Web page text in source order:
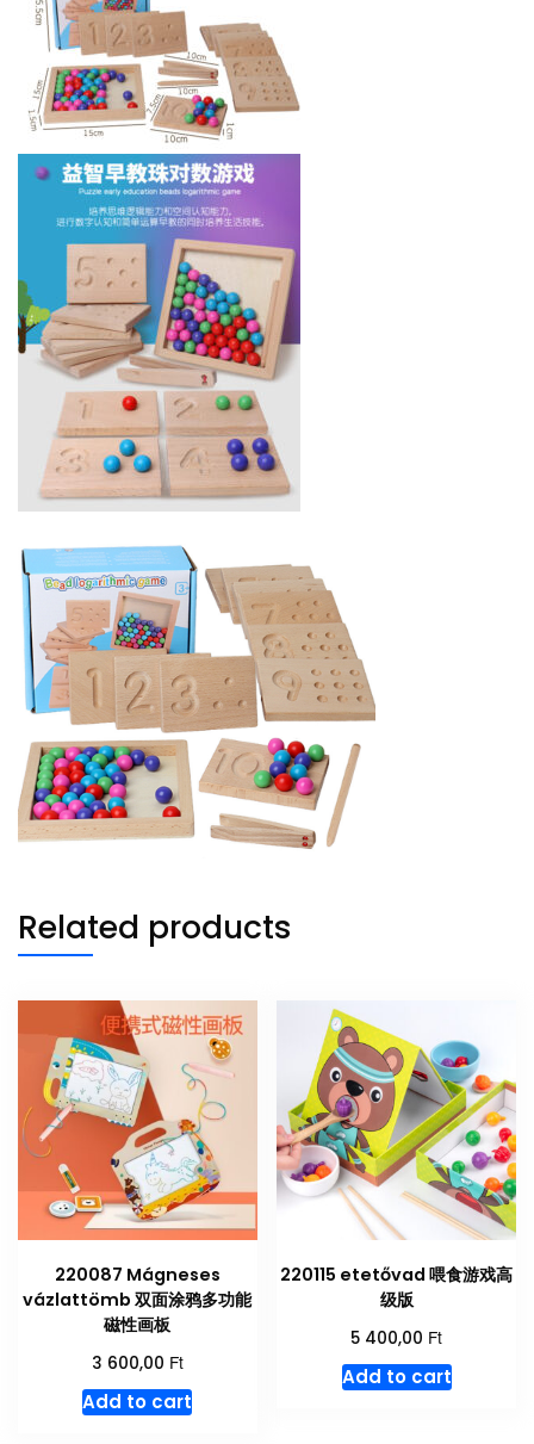
Related products
220087 Mágneses
vázlattömb 双面涂鸦多功能
磁性画板
3 600,00 Ft
Add to cart
220115 etetővad 喂食游戏高
级版
5 400,00 Ft
Add to cart